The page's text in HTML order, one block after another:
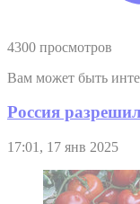
4300 просмотров
Вам может быть
Россия
17:01, 17 янв 2025